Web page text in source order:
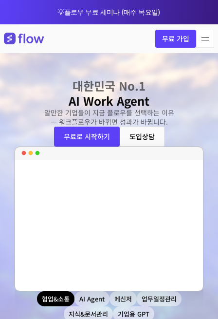
💡플로우 무료 세미나 (매주 목요일)
무료 가입
대한민국 No.1
AI Work Agent
알만한 기업들이 지금 플로우를 선택하는 이유
— 워크플로우가 바뀌면 성과가 바뀝니다.
무료로 시작하기
도입상담
협업&소통 AI Agent 메신저
업무일정관리
지식&문서관리
기업용 GPT